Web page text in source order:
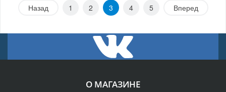
Назад 1 2 3 4 5 Вперед
О МАГАЗИНЕ